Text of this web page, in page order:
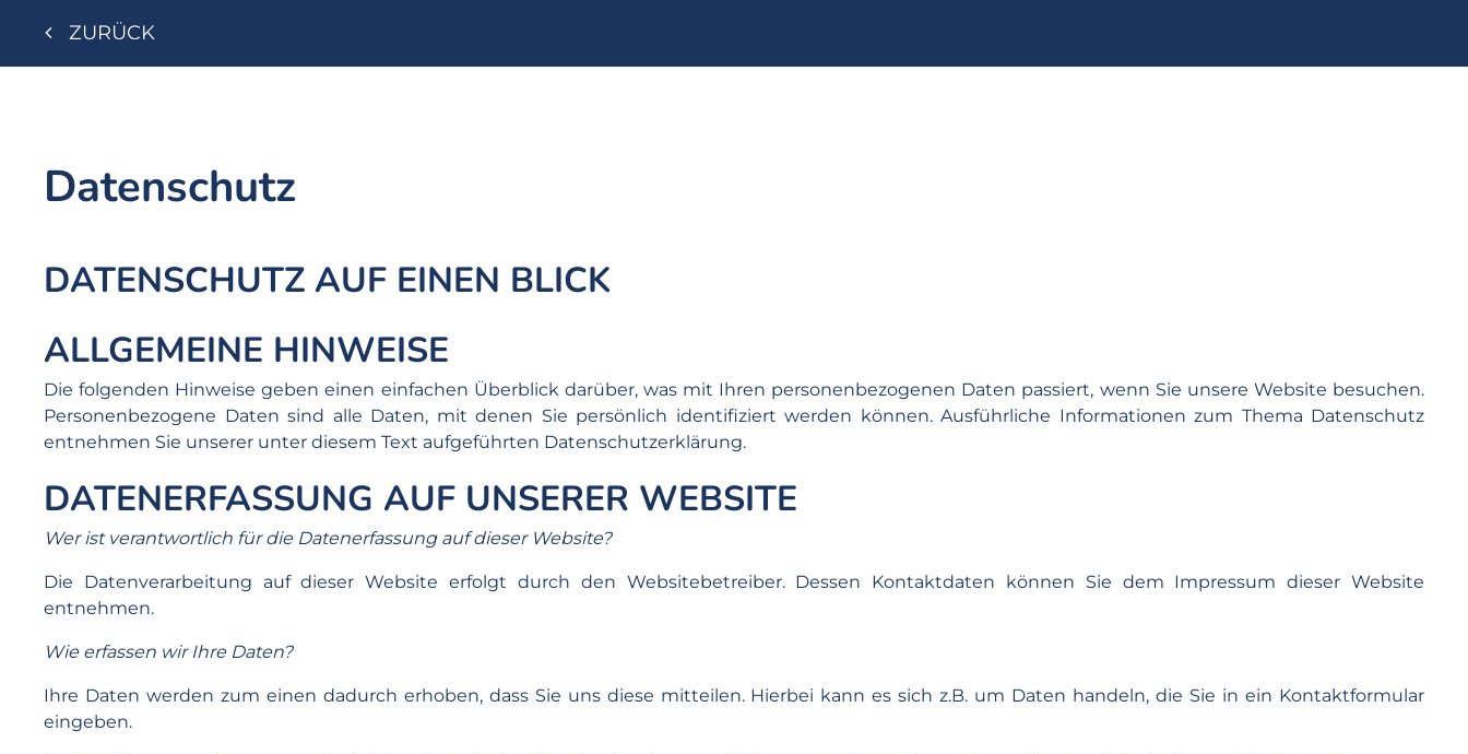
ZURÜCK
Datenschutz
DATENSCHUTZ AUF EINEN BLICK
ALLGEMEINE HINWEISE
Die folgenden Hinweise geben einen einfachen Überblick darüber, was mit Ihren personenbezogenen Daten passiert, wenn Sie unsere Website besuchen.
Personenbezogene Daten sind alle Daten, mit denen Sie persönlich identifiziert werden können. Ausführliche Informationen zum Thema Datenschutz
entnehmen Sie unserer unter diesem Text aufgeführten Datenschutzerklärung.
DATENERFASSUNG AUF UNSERER WEBSITE
Wer ist verantwortlich für die Datenerfassung auf dieser Website?
Die Datenverarbeitung auf dieser Website erfolgt durch den Websitebetreiber. Dessen Kontaktdaten können Sie dem Impressum dieser Website
entnehmen.
Wie erfassen wir Ihre Daten?
Ihre Daten werden zum einen dadurch erhoben, dass Sie uns diese mitteilen. Hierbei kann es sich z.B. um Daten handeln, die Sie in ein Kontaktformular
eingeben.